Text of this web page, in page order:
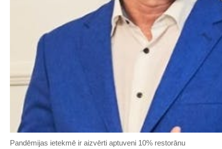
Pandēmijas ietekmē ir aizvērti aptuveni 10% restorānu